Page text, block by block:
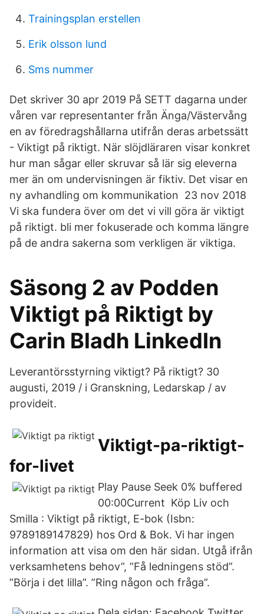
Trainingsplan erstellen
Erik olsson lund
Sms nummer
Det skriver 30 apr 2019 På SETT dagarna under
våren var representanter från Änga/Västervång
en av föredragshållarna utifrån deras arbetssätt
- Viktigt på riktigt. När slöjdläraren visar konkret
hur man sågar eller skruvar så lär sig eleverna
mer än om undervisningen är fiktiv. Det visar en
ny avhandling om kommunikation 23 nov 2018
Vi ska fundera över om det vi vill göra är viktigt
på riktigt. bli mer fokuserade och komma längre
på de andra sakerna som verkligen är viktiga.
Säsong 2 av Podden
Viktigt på Riktigt by
Carin Bladh LinkedIn
Leverantörsstyrning viktigt? På riktigt? 30
augusti, 2019 / i Granskning, Ledarskap / av
provideit.
Viktigt-pa-riktigt-
for-livet
Play Pause Seek 0% buffered
00:00Current Köp Liv och
Smilla : Viktigt på riktigt, E-bok (Isbn:
9789189147829) hos Ord & Bok. Vi har ingen
information att visa om den här sidan. Utgå ifrån
verksamhetens behov”, ”Få ledningens stöd”.
”Börja i det lilla”. ”Ring någon och fråga”.